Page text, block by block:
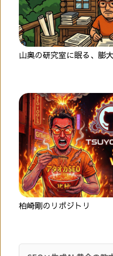
山奥の研究室に眠る、膨
柏崎剛のリポジトリ